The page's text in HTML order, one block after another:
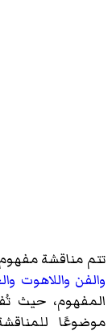
تتم مناقشة
والفن واللاهوت
المفهوم، حيث
موضوعًا